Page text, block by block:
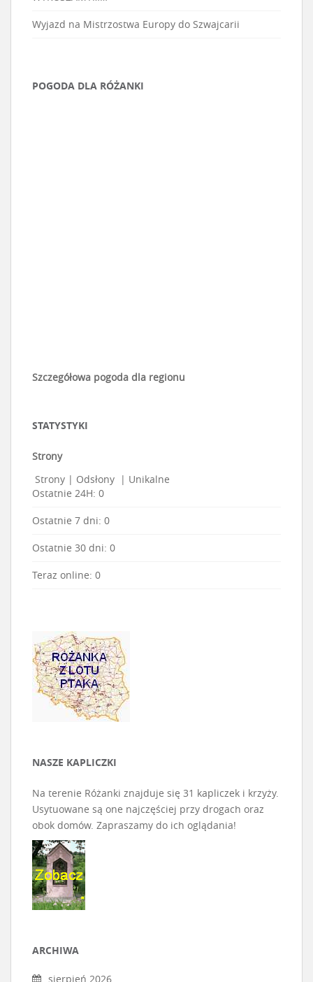
Wyjazd na Mistrzostwa Europy do Szwajcarii
POGODA DLA RÓŻANKI
Szczegółowa pogoda dla regionu
STATYSTYKI
Strony
Strony | Odsłony | Unikalne
Ostatnie 24H: 0
Ostatnie 7 dni: 0
Ostatnie 30 dni: 0
Teraz online: 0
NASZE KAPLICZKI
Na terenie Różanki znajduje się 31 kapliczek i krzyży.
Usytuowane są one najczęściej przy drogach oraz
obok domów. Zapraszamy do ich oglądania!
ARCHIWA
sierpień 2026